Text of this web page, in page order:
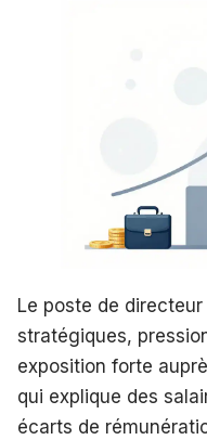
Le poste de
stratégiques,
exposition forte
qui explique des
écarts de